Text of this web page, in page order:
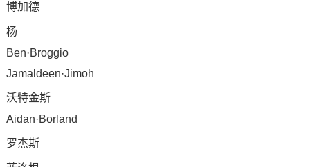
博加德
杨
Ben·Broggio
Jamaldeen·Jimoh
沃特金斯
Aidan·Borland
罗杰斯